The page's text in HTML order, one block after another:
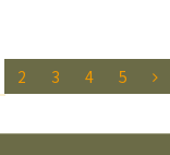
2 3 4 5